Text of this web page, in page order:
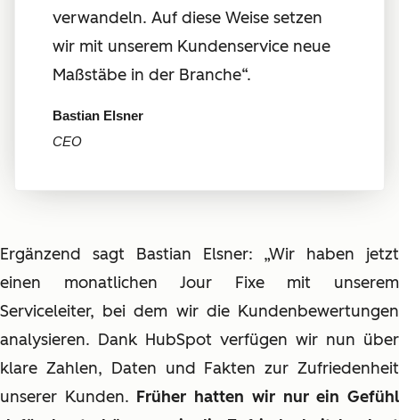
verwandeln. Auf diese Weise setzen
wir mit unserem Kundenservice neue
Maßstäbe in der Branche“.
Bastian Elsner
CEO
Ergänzend sagt Bastian Elsner: „Wir haben jetzt
einen monatlichen Jour Fixe mit unserem
Serviceleiter, bei dem wir die Kundenbewertungen
analysieren. Dank HubSpot verfügen wir nun über
klare Zahlen, Daten und Fakten zur Zufriedenheit
unserer Kunden. Früher hatten wir nur ein Gefühl